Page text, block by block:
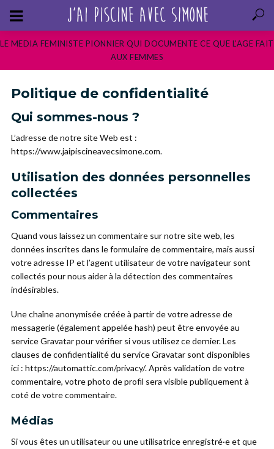
LE MEDIA FEMINISTE PIONNIER QUI DOCUMENTE CE QUE L’AGE FAIT
AUX FEMMES
Politique de confidentialité
Qui sommes-nous ?
L’adresse de notre site Web est :
https://www.jaipiscineavecsimone.com.
Utilisation des données personnelles
collectées
Commentaires
Quand vous laissez un commentaire sur notre site web, les
données inscrites dans le formulaire de commentaire, mais aussi
votre adresse IP et l’agent utilisateur de votre navigateur sont
collectés pour nous aider à la détection des commentaires
indésirables.
Une chaîne anonymisée créée à partir de votre adresse de
messagerie (également appelée hash) peut être envoyée au
service Gravatar pour vérifier si vous utilisez ce dernier. Les
clauses de confidentialité du service Gravatar sont disponibles
ici : https://automattic.com/privacy/. Après validation de votre
commentaire, votre photo de profil sera visible publiquement à
coté de votre commentaire.
Médias
Si vous êtes un utilisateur ou une utilisatrice enregistré·e et que